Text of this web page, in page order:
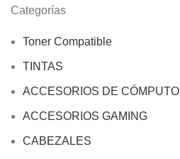
Categorías
Toner Compatible
TINTAS
ACCESORIOS DE CÓMPUTO
ACCESORIOS GAMING
CABEZALES